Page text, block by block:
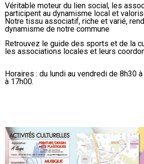
Véritable moteur du lien social, les
participent au dynamisme local et
Notre tissu associatif, riche et varié,
dynamisme de notre commune
Retrouvez le guide des sports et de la
les associations locales et leurs
Horaires : du lundi au vendredi de 8h30
à 17h00.